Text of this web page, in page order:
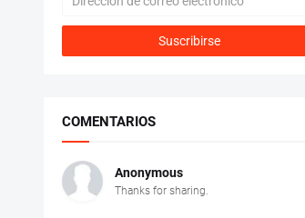
COMENTARIOS
Anonymous
Thanks for sharing.